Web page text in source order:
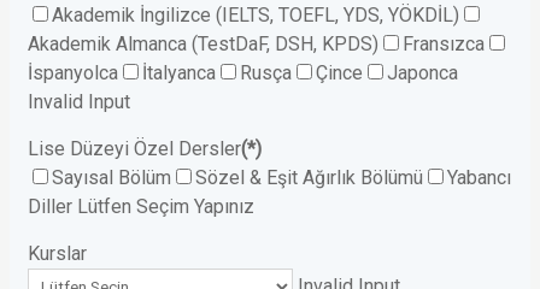
Akademik İngilizce (IELTS, TOEFL, YDS, YÖKDİL)
Akademik Almanca (TestDaF, DSH, KPDS)
Fransızca
İspanyolca
İtalyanca Rusça Çince
Japonca
Invalid Input
Lise Düzeyi Özel Dersler(*)
Sayısal Bölüm
Sözel & Eşit Ağırlık Bölümü
Yabancı
Diller Lütfen Seçim Yapınız
Kurslar